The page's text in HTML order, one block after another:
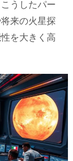
うしたパー
来の火星探
を大きく高